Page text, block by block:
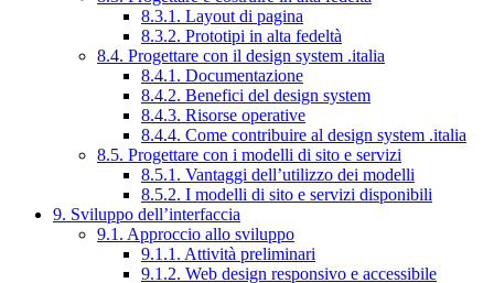
8.3.1. Layout di pagina
8.3.2. Prototipi in alta fedeltà
8.4. Progettare con il design system .italia
8.4.1. Documentazione
8.4.2. Benefici del design system
8.4.3. Risorse operative
8.4.4. Come contribuire al design system .italia
8.5. Progettare con i modelli di sito e servizi
8.5.1. Vantaggi dell’utilizzo dei modelli
8.5.2. I modelli di sito e servizi disponibili
9. Sviluppo dell’interfaccia
9.1. Approccio allo sviluppo
9.1.1. Attività preliminari
9.1.2. Web design responsivo e accessibile